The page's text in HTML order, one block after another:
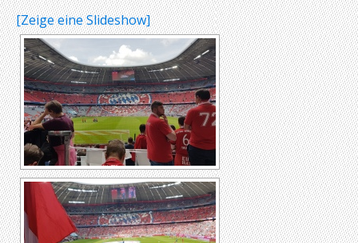
[Zeige eine Slideshow]